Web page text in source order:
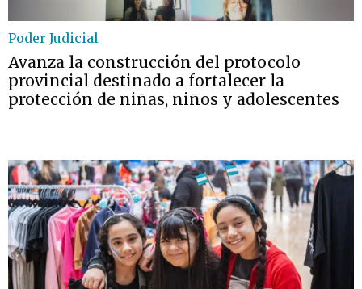
Poder Judicial
Avanza la construcción del protocolo
provincial destinado a fortalecer la
protección de niñas, niños y adolescentes